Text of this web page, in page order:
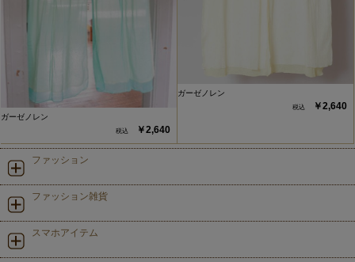
ガーゼノレン
￥2,640
ガーゼノレン
￥2,640
ファッション
ファッション雑貨
スマホアイテム